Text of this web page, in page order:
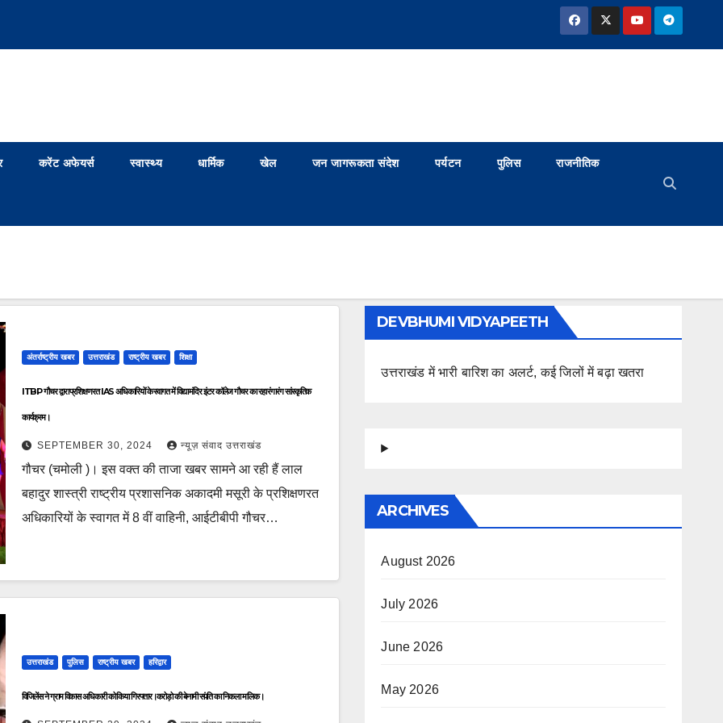
करेंट अफेयर्स स्वास्थ्य धार्मिक खेल जन जागरूकता संदेश पर्यटन पुलिस राजनीतिक
अंतर्राष्ट्रीय खबर उत्तराखंड राष्ट्रीय खबर शिक्षा
ITBP गौचर द्वारा प्रशिक्षणरत IAS अधिकारियों के स्वागत में विद्या मंदिर इंटर कॉलेज गौचर का रहा रंगारंग सांस्कृतिक
कार्यक्रम।
SEPTEMBER 30, 2024 न्यूज़ संवाद उत्तराखंड
गौचर (चमोली )। इस वक्त की ताजा खबर सामने आ रही हैं लाल
बहादुर शास्त्री राष्ट्रीय प्रशासनिक अकादमी मसूरी के प्रशिक्षणरत
अधिकारियों के स्वागत में 8 वीं वाहिनी, आईटीबीपी गौचर…
उत्तराखंड पुलिस राष्ट्रीय खबर हरिद्वार
विजिलेंस ने ग्राम विकास अधिकारी को किया गिरफ्तार।करोड़ो की बेनामी संपति का निकला मालिक।
DEVBHUMI VIDYAPEETH
उत्तराखंड में भारी बारिश का अलर्ट, कई जिलों में बढ़ा खतरा
ARCHIVES
August 2026
July 2026
June 2026
May 2026